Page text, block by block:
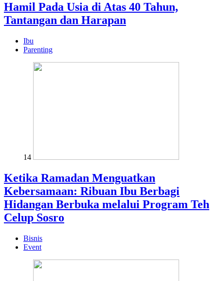
Hamil Pada Usia di Atas 40 Tahun,
Tantangan dan Harapan
Ibu
Parenting
14
Ketika Ramadan Menguatkan
Kebersamaan: Ribuan Ibu Berbagi
Hidangan Berbuka melalui Program Teh
Celup Sosro
Bisnis
Event